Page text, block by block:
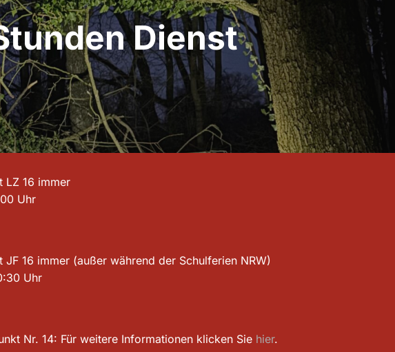
Dienst
LZ 16 immer
Uhr
JF 16 immer (außer während der Schulferien NRW)
Uhr
Nr. 14: Für weitere Informationen klicken Sie hier.